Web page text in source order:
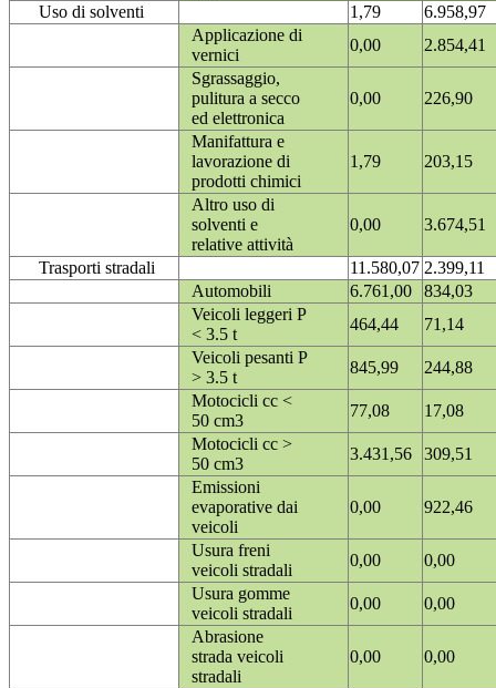
Uso di solventi 1,79
6.958,97
Applicazione di
vernici
0,00
2.854,41
Sgrassaggio,
pulitura a secco
ed elettronica
0,00 226,90
Manifattura e
lavorazione di
prodotti chimici
1,79 203,15
Altro uso di
solventi e
relative attività
0,00 3.674,51
Trasporti stradali 11.580,07 2.399,11
Automobili
6.761,00
834,03
Veicoli leggeri P
< 3.5 t
464,44
71,14
Veicoli pesanti P
> 3.5 t
845,99
244,88
Motocicli cc <
50 cm3
77,08
17,08
Motocicli cc >
50 cm3
3.431,56
309,51
Emissioni
evaporative dai
veicoli
0,00 922,46
Usura freni
veicoli stradali
0,00
0,00
Usura gomme
veicoli stradali
0,00
0,00
Abrasione
strada veicoli
stradali
0,00 0,00